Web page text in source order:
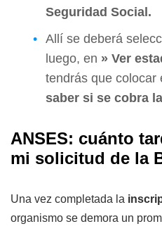
Seguridad Social.
Allí se deberá
luego, en » Ver
tendrás que colocar
saber si se cobra
ANSES: cuánto
mi solicitud de la
Una vez completada la
organismo se demora un